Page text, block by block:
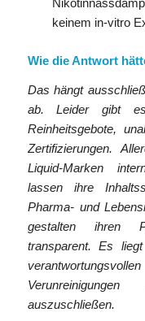
keinem in-vitro
Wie die Antwort
Das hängt
ab. Leider gibt
Reinheitsgebote,
Zertifizierungen.
Liquid-Marken
lassen ihre
Pharma- und
gestalten ihren
transparent. Es
auszuschließen.